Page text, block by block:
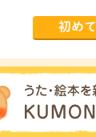
初めて